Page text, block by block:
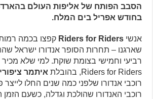
הסבב הפותח של אליפות העולם בהארד-
בחודש אפריל בים המלח.
אנשיRiders for Riders קפצו בכמה
שארגנו – תחרות הסופר אנדורו ישראל
רביעי וחמישי בצומת שוקת. למי שלא
Riders for Riders, בהובלת
איתמר ציפורי
רוכבי אנדורו שלפני כמה שנים החלו לייצר
רוכבי האנדורו שהולכת וגדלה, כשעם הזמן